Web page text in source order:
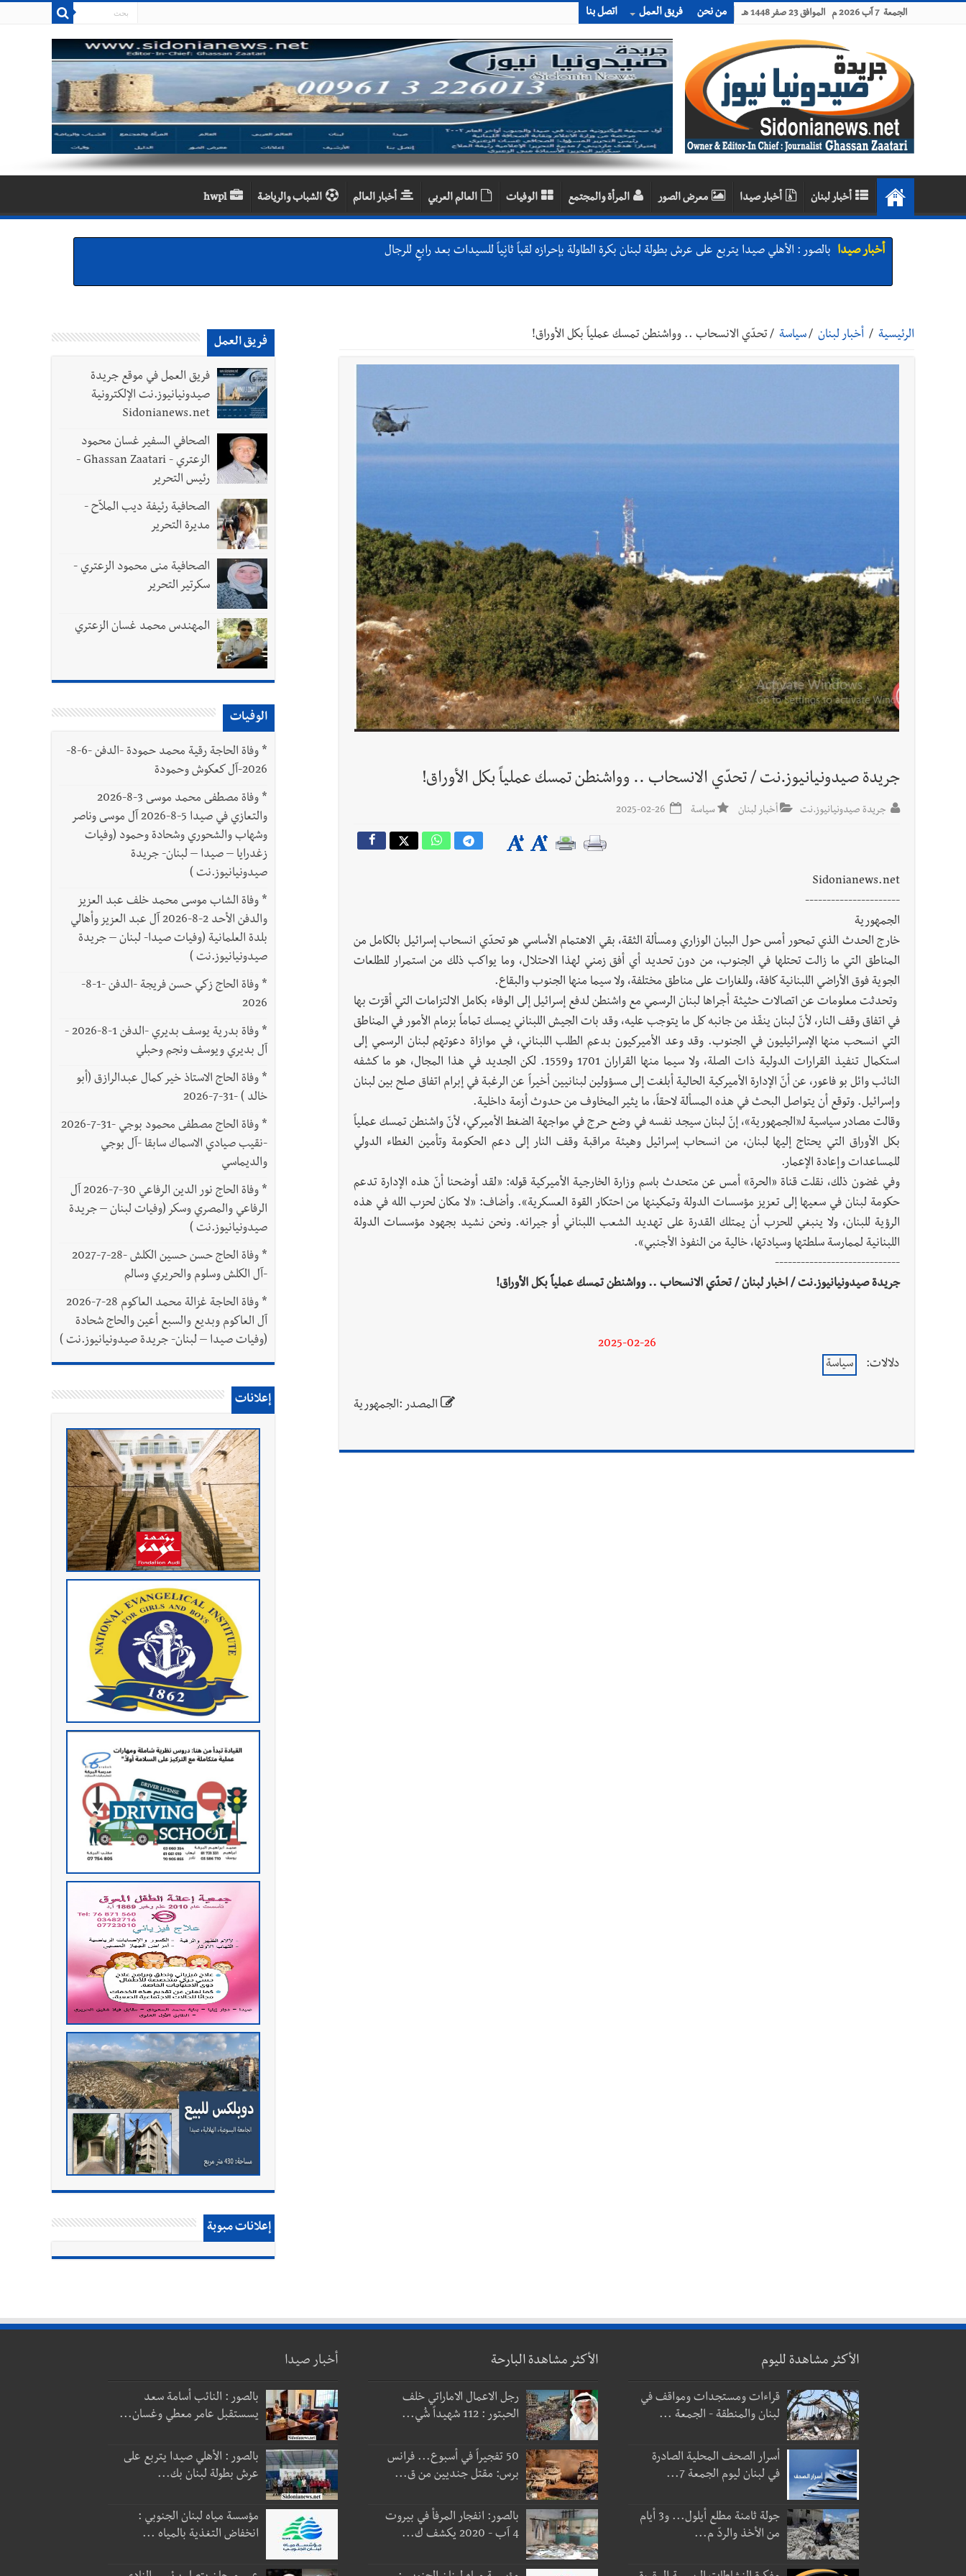
الجمعة 7 آب 2026 م الموافق 23 صفر 1448 هـ من نحن فريق العمل اتصل بنا
أخبار لبنان أخبار صيدا معرض الصور المرأة والمجتمع الوفيات العالم العربي أخبار العالم الشباب والرياضة hwpl
أخبار صيدا بالصور : الأهلي صيدا يتربع على عرش بطولة لبنان بكرة الطاولة بإحرازه لقباً ثانٍياً للسيدات بعد رابعٍ للرجال
بلدية صيدا تهنئ نادي الأهلي صيدا بإحرازه بطولة لبنان بكرة الطاولة للرجال للعام الرابع على التوالي
أخبار صيدا بالصور: رئيسا بلديتي صيدا وصور يشاركان في ورشة تقنية حول الحد من النفايات البحرية وشباك الصيد المهملة
مسيّرة أسرائيلية القت قنبلة صوتية باتجاه جرافة للجيش اللبناني خلال عملها في المنصوري ومعلومات أولية عن اصابة أحد العسكريين
أخبار لبنان بسام طليس : نرفض فرض ضريبة جديدة على المحروقات تحت شعار حماية البيئة والأولوية اليوم للتخفيف من معاناة المواطنين
أخبار لبنان الرئيس بري يدعو الى جلسة عامة في 11 و12 الحالي
أخبار لبنان قوى الأمن الداخلي : توقيف منفّذ عمليات نشل في جبل لبنان
العالم العربي
رجل الاعمال الاماراتي خلف الحبتور : 112 شهيداً شُيّعوا في ‫غزة‬ بعد أن بقوا تحت الأنقاض منذ عام 2023: أيُعقل أن يبقى الشعب الفلسطيني يعيش كل هذا الألم؟ وإلى متى
الرئيسية / أخبار لبنان /سياسة / تحدّي الانسحاب .. وواشنطن تمسك عملياً بكل الأوراق!
جريدة صيدونيانيوز.نت / تحدّي الانسحاب .. وواشنطن تمسك عملياً بكل الأوراق!
جريدة صيدونيانيوز.نت أخبار لبنان سياسة
Sidonianews.net
----------------------
الجمهورية
خارج الحدث الذي تمحور أمس حول البيان الوزاري ومسألة الثقة، بقي الاهتمام الأساسي هو تحدّي انسحاب إسرائيل بالكامل من
المناطق التي ما زالت تحتلها في الجنوب، من دون تحديد أي أفق زمني لهذا الاحتلال، وما يواكب ذلك من استمرار للطلعات
الجوية فوق الأراضي اللبنانية كافة، وللغارات على مناطق مختلفة، ولا سيما منها الجنوب والبقاع.
وتحدثت معلومات عن اتصالات حثيثة أجراها لبنان الرسمي مع واشنطن لدفع إسرائيل إلى الوفاء بكامل الالتزامات التي أقرّت بها
في اتفاق وقف النار، لأنّ لبنان ينفّذ من جانبه كل ما يتوجب عليه، وقد بات الجيش اللبناني يمسك تماماً بزمام الأمور في المناطق
التي انسحب منها الإسرائيليون في الجنوب. وقد وعد الأميركيون بدعم الطلب اللبناني، في موازاة دعوتهم لبنان الرسمي إلى
استكمال تنفيذ القرارات الدولية ذات الصلة، ولا سيما منها القراران 1701 و1559. لكن الجديد في هذا المجال، هو ما كشفه
النائب وائل بو فاعور، عن أنّ الإدارة الأميركية الحالية أبلغت إلى مسؤولين لبنانيين أخيراً عن الرغبة في إبرام اتفاق صلح بين لبنان
وإسرائيل. وتوقع أن يتواصل البحث في هذه المسألة لاحقاً، ما يثير المخاوف من حدوث أزمة داخلية.
وقالت مصادر سياسية لـ«الجمهورية»، إنّ لبنان سيجد نفسه في وضع حرج في مواجهة الضغط الأميركي، لأنّ واشنطن تمسك عملياً
بكل الأوراق التي يحتاج إليها لبنان، من انسحاب إسرائيل وهيئة مراقبة وقف النار إلى دعم الحكومة وتأمين الغطاء الدولي
للمساعدات وإعادة الإعمار.
وفي غضون ذلك، نقلت قناة «الحرة» أمس عن متحدث باسم وزارة الخارجية الأميركية قوله: «لقد أوضحنا أنّ هذه الإدارة تدعم
حكومة لبنان في سعيها إلى تعزيز مؤسسات الدولة وتمكينها من احتكار القوة العسكرية». وأضاف: «لا مكان لحزب الله في هذه
الرؤية للبنان، ولا ينبغي للحزب أن يمتلك القدرة على تهديد الشعب اللبناني أو جيرانه. ونحن نشيد بجهود مؤسسات الدولة
اللبنانية لممارسة سلطتها وسيادتها، خالية من النفوذ الأجنبي».
-----------------------------
جريدة صيدونيانيوز.نت / اخبار لبنان / تحدّي الانسحاب .. وواشنطن تمسك عملياً بكل الأوراق!
2025-02-26
دلالات:
سياسة
المصدر :الجمهورية
فريق العمل
فريق العمل في موقع جريدة
صيدونيانيوز.نت الإلكترونية
Sidonianews.net
الصحافي السفير غسان محمود
الزعتري - Ghassan Zaatari -
رئيس التحرير
الصحافية رئيفة ديب الملاّح -
مديرة التحرير
الصحافية منى محمود الزعتري -
سكرتير التحرير
المهندس محمد غسان الزعتري
الوفيات
*
وفاة الحاجة رقية محمد حمودة -الدفن -6-8-
2026-آل كعكوش وحمودة
*
وفاة مصطفى محمد موسى 3-8-2026
والتعازي في صيدا 5-8-2026 آل موسى وناصر
وشهاب والشحوري وشحادة وحمود (وفيات
زغدرايا – صيدا – لبنان- جريدة
صيدونيانيوز.نت )
* وفاة الشاب موسى محمد خلف عبد العزيز
والدفن الأحد 2-8-2026 آل عبد العزيز وأهالي
بلدة العلمانية (وفيات صيدا- لبنان – جريدة
صيدونيانيوز.نت )
*
وفاة الحاج زكي حسن فريجة -الدفن -1-8-
2026
*
وفاة بدرية يوسف بديري -الدفن 1-8-2026 -
آل بديري ويوسف ونجم وحبلي
* وفاة الحاج الاستاذ خير كمال عبدالرازق (أبو
خالد ) -31-7-2026
*
وفاة الحاج مصطفى محمود بوجي -31-7-2026
-نقيب صيادي الاسماك سابقا -آل بوجي
والديماسي
*
وفاة الحاج نور الدين الرفاعي 30-7-2026 آل
الرفاعي والمصري وسكر (وفيات لبنان – جريدة
صيدونيانيوز.نت )
*
وفاة الحاج حسن حسين الكلش -28-7-2027
-آل الكلش وسلوم والحريري وسالم
*
وفاة الحاجة غزالة محمد العاكوم 28-7-2026
آل العاكوم وبديع والسبع أعين والحاج شحادة
(وفيات صيدا – لبنان- جريدة صيدونيانيوز.نت )
إعلانات
إعلانات مبوبة
الأكثر مشاهدة لليوم
قراءات ومستجدات ومواقف في
لبنان والمنطقة - الجمعة ...
أسرار الصحف المحلية الصادرة
في لبنان ليوم الجمعة 7...
جولة ثامنة مطلع أيلول... و3 أيام
من الأخذ والردّ م...
الأكثر مشاهدة البارحة
رجل الاعمال الاماراتي خلف
الحبتور : 112 شهيداً شُي...
50 تفجيراً في أسبوع... فرانس
برس: مقتل جنديين من ق...
بالصور: انفجار المرفأ في بيروت
4 آب - 2020 يكشف ك...
أخبار صيدا
بالصور : النائب أسامة سعد
يسستقبل عامر معطي وغسان...
بالصور : الأهلي صيدا يتربع على
عرش بطولة لبنان بك...
مؤسسة مياه لبنان الجنوبي :
انخفاض التغذية بالمياه ...